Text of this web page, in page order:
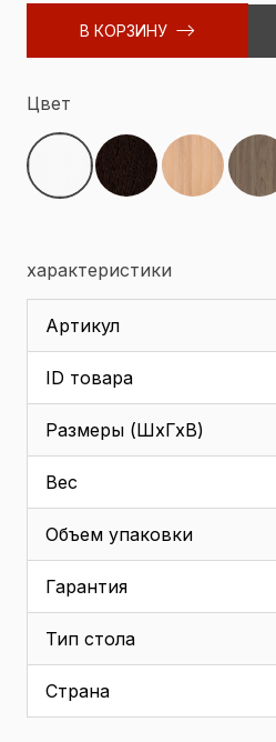
В КОРЗИНУ
Цвет
характеристики
Артикул
ID товара
Размеры (ШхГхВ)
Вес
Объем упаковки
Гарантия
Тип стола
Страна